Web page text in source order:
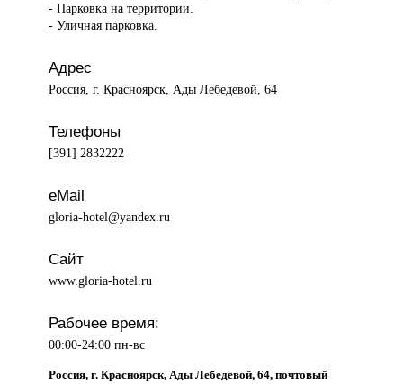
- Парковка на территории.
- Уличная парковка.
Адрес
Россия, г. Красноярск, Ады Лебедевой, 64
Телефоны
[391] 2832222
eMail
gloria-hotel@yandex.ru
Сайт
www.gloria-hotel.ru
Рабочее время:
00:00-24:00 пн-вс
Россия, г. Красноярск, Ады Лебедевой, 64, почтовый